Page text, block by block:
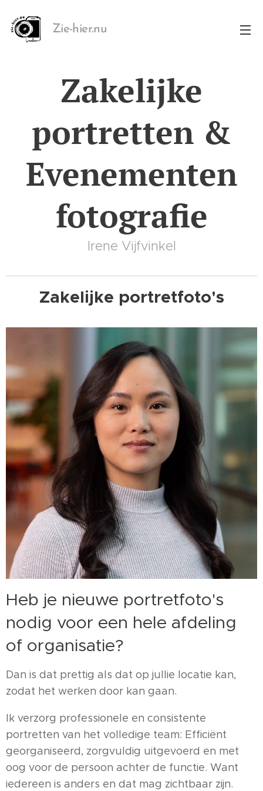
Zie-hier.nu
Zakelijke
portretten &
Evenementen
fotografie
Irene Vijfvinkel
Zakelijke portretfoto's
Heb je nieuwe portretfoto's
nodig voor een hele afdeling
of organisatie?
Dan is dat prettig als dat op jullie locatie kan,
zodat het werken door kan gaan.
Ik verzorg professionele en consistente
portretten van het volledige team: Efficiënt
georganiseerd, zorgvuldig uitgevoerd en met
oog voor de persoon achter de functie. Want
iedereen is anders en dat mag zichtbaar zijn.